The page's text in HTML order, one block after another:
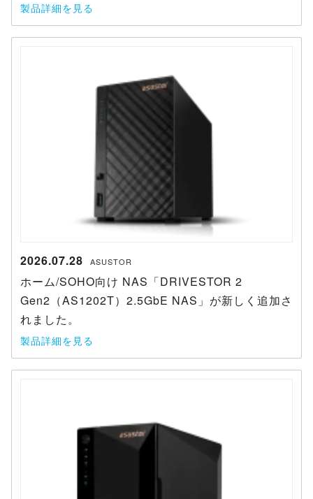
製品詳細を見る
2026.07.28 ASUSTOR
ホーム/SOHO向け NAS「DRIVESTOR 2
Gen2（AS1202T）2.5GbE NAS」が新しく追加さ
れました。
製品詳細を見る